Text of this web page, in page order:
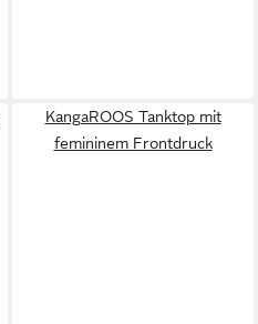
KangaROOS Tanktop mit
femininem Frontdruck